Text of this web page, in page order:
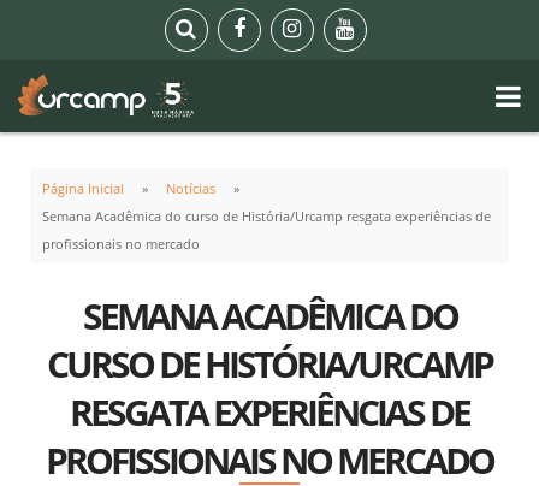
Página Inicial
Notícias
Semana Acadêmica do curso de História/Urcamp resgata experiências de
profissionais no mercado
SEMANA ACADÊMICA DO
CURSO DE HISTÓRIA/URCAMP
RESGATA EXPERIÊNCIAS DE
PROFISSIONAIS NO MERCADO